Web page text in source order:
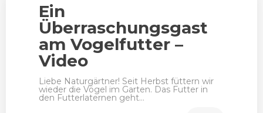
Ein
Überraschungsgast
am Vogelfutter –
Video
Liebe Naturgärtner! Seit Herbst füttern wir
wieder die Vögel im Garten. Das Futter in
den Futterlaternen geht…